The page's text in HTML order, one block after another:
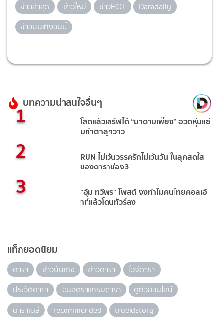
ข่าวล่าสุด
ข่าวใหม่ ข่าวHOT
Daradaily
ข่าวบันเทิงวันนี้
บทความน่าสนใจอื่นๆ
1 โสดแล้วเสิร์ฟได้ “มาดามเพี๊ยซ” อวดหุ่นแซ่
บทำตาลุกวาว
2 RUN ไม่เว้นวรรครักไม่เว้นวัน ในลุคสดใส
ของดาราช่อง3
3 “อุ้ม ทวีพร” โพสต์ งงทำไมคนไทยคอลเอ้
าท์แล้วโดนทัวร์ลง
แท็กยอดนิยม
ดารา ข่าวบันเทิง ข่าวดารา
ไอจีดารา
ประวัติดารา
อินสตราแกรมดารา
ดูทีวีออนไลน์
ดาราเดลี่
recommended trueidstory